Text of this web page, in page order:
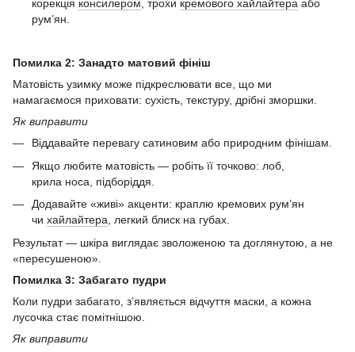
корекція консилером , трохи кремового хайлайтера або
рум’ян.
Помилка 2: Занадто матовий фініш
Матовість узимку може підкреслювати все, що ми
намагаємося приховати: сухість, текстуру, дрібні зморшки.
Як виправити
Віддавайте перевагу сатиновим або природним фінішам.
Якщо любите матовість — робіть її точково: лоб,
крила носа, підборіддя.
Додавайте «живі» акценти: краплю кремових рум’ян
чи хайлайтера , легкий блиск на губах.
Результат — шкіра виглядає зволоженою та доглянутою, а не
«пересушеною».
Помилка 3: Забагато пудри
Коли пудри забагато, з’являється відчуття маски, а кожна
лусочка стає помітнішою.
Як виправити